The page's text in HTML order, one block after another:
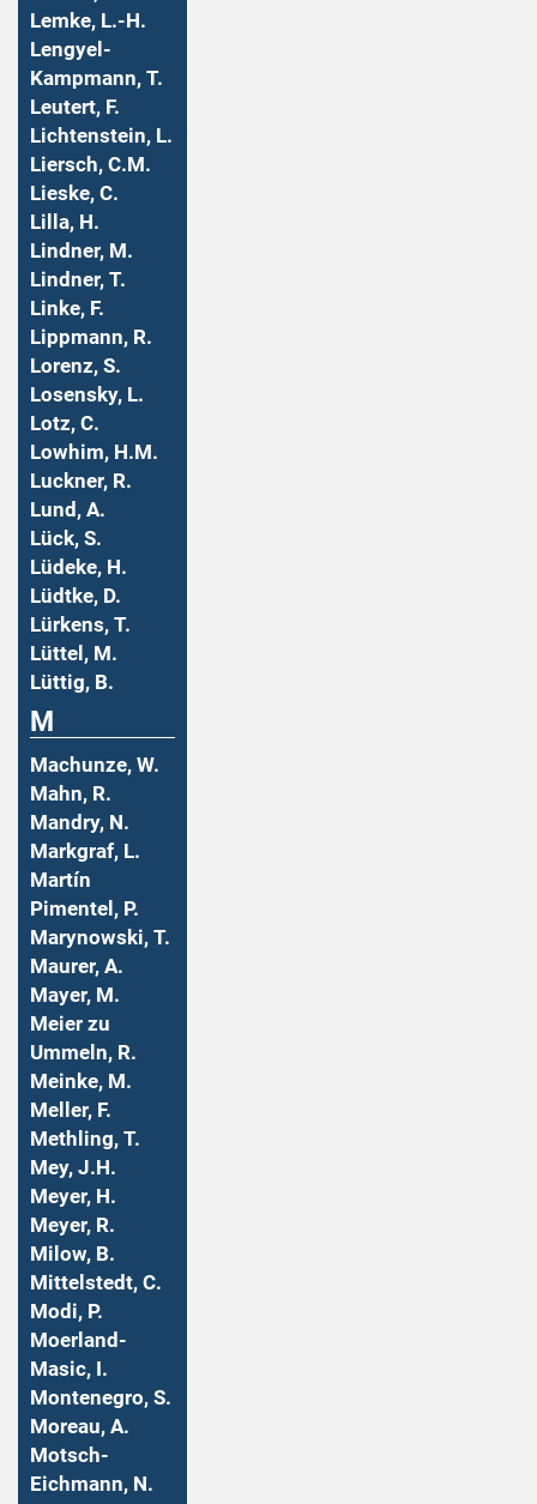
Lemke, L.-H.
Lengyel-
Kampmann, T.
Leutert, F.
Lichtenstein, L.
Liersch, C.M.
Lieske, C.
Lilla, H.
Lindner, M.
Lindner, T.
Linke, F.
Lippmann, R.
Lorenz, S.
Losensky, L.
Lotz, C.
Lowhim, H.M.
Luckner, R.
Lund, A.
Lück, S.
Lüdeke, H.
Lüdtke, D.
Lürkens, T.
Lüttel, M.
Lüttig, B.
M
Machunze, W.
Mahn, R.
Mandry, N.
Markgraf, L.
Martín
Pimentel, P.
Marynowski, T.
Maurer, A.
Mayer, M.
Meier zu
Ummeln, R.
Meinke, M.
Meller, F.
Methling, T.
Mey, J.H.
Meyer, H.
Meyer, R.
Milow, B.
Mittelstedt, C.
Modi, P.
Moerland-
Masic, I.
Montenegro, S.
Moreau, A.
Motsch-
Eichmann, N.